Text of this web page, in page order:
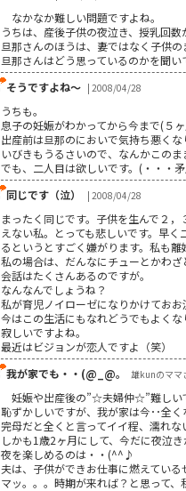
なかなか難しい問題ですよね。
うちは、産後子供の夜泣き、授乳回数
旦那さんのほうは、妻ではなく子供
旦那さんはどう思っているのかを聞い
そうですよね～ | 2008/04/28
うちも。
息子の妊娠がわかってから今まで(５
出産前は旦那のにおいで気持ち悪く
いびきもうるさいので、なんかこのま
でも、二人目は欲しいです。(・・・
同じです（泣）
| 2008/04/28
まったく同じです。子供を生んで２
えない私。とっても悲しいです。早
るというとすごく嫌がります。私も
私の場合は、だんなにチューとかわざ
会話はたくさんあるのですが。
なんなんでしょうね？
私が育児ノイローゼになりかけておお
今はこの生活にもなれどうでもよくな
寂しいですよね。
最近はビジョンが恋人ですよ（笑）
我が家でも・・(@_@。
雄kunのママ
妊娠や出産後の”☆夫婦仲☆”難しい
恥ずかしいですが、我が家は今･･全く
完母だと全くと言ってイイ程、濡れ
しかも1歳2ヶ月にして、今だに夜泣
夜を楽しめるのは・・(^^♪
夫は、子供ができお仕事に燃えてい
マッ。。。時期が来れば？と思って